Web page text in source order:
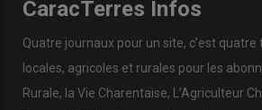
CaracTerres Infos
Quatre journaux pour un site, c’est quatre
locales, agricoles et rurales pour les
Rurale, la Vie Charentaise, L’Agriculteur